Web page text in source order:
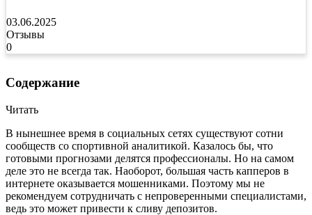
03.06.2025
Отзывы
0
Содержание
Читать
В нынешнее время в социальных сетях существуют сотни
сообществ со спортивной аналитикой. Казалось бы, что
готовыми прогнозами делятся профессионалы. Но на самом
деле это не всегда так. Наоборот, большая часть капперов в
интернете оказывается мошенниками. Поэтому мы не
рекомендуем сотрудничать с непроверенными специалистами,
ведь это может привести к сливу депозитов.